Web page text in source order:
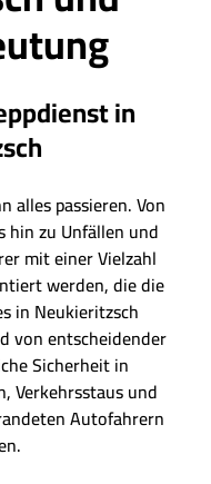
in
alles passieren. Von
hin zu Unfällen und
mit einer Vielzahl
werden, die die
in Neukieritzsch
von entscheidender
Sicherheit in
Verkehrsstaus und
Autofahrern